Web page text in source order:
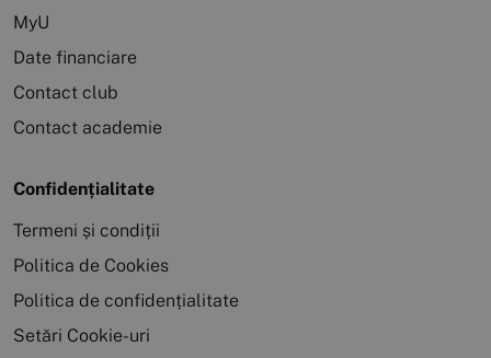
MyU
Date financiare
Contact club
Contact academie
Confidențialitate
Termeni și condiții
Politica de Cookies
Politica de confidențialitate
Setări Cookie-uri